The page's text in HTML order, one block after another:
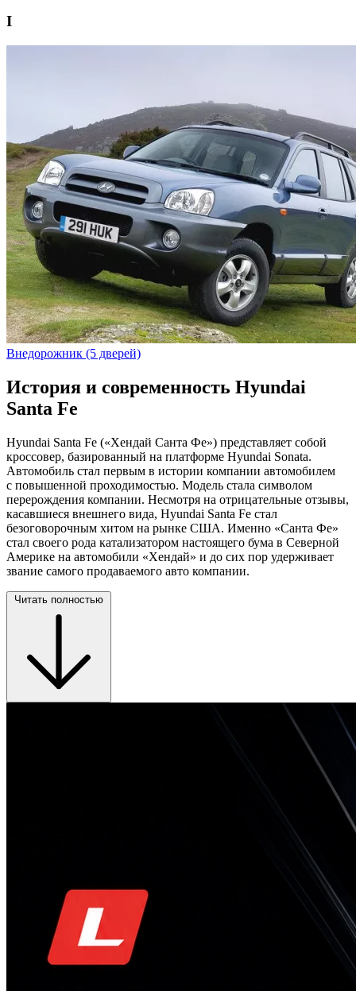
I
Внедорожник (5 дверей)
История и современность Hyundai
Santa Fe
Hyundai Santa Fe («Хендай Санта Фе») представляет собой
кроссовер, базированный на платформе Hyundai Sonata.
Автомобиль стал первым в истории компании автомобилем
с повышенной проходимостью. Модель стала символом
перерождения компании. Несмотря на отрицательные отзывы,
касавшиеся внешнего вида, Hyundai Santa Fe стал
безоговорочным хитом на рынке США. Именно «Санта Фе»
стал своего рода катализатором настоящего бума в Северной
Америке на автомобили «Хендай» и до сих пор удерживает
звание самого продаваемого авто компании.
Читать полностью